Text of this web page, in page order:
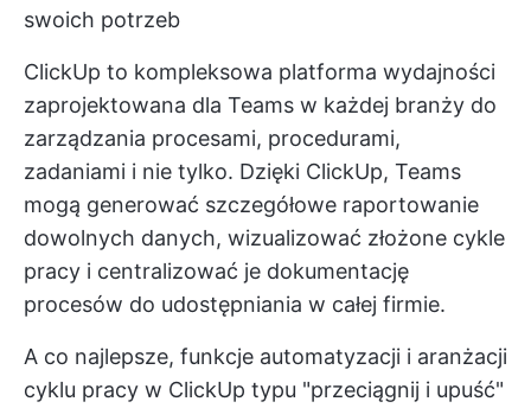
swoich potrzeb
ClickUp to kompleksowa platforma wydajności
zaprojektowana dla Teams w każdej branży do
zarządzania procesami, procedurami,
zadaniami i nie tylko. Dzięki ClickUp, Teams
mogą generować szczegółowe raportowanie
dowolnych danych, wizualizować złożone cykle
pracy i centralizować je dokumentację
procesów do udostępniania w całej firmie.
A co najlepsze, funkcje automatyzacji i aranżacji
cyklu pracy w ClickUp typu "przeciągnij i upuść"